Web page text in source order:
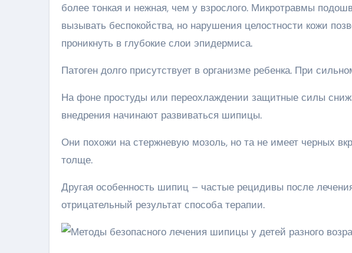
более тонкая и нежная, чем у взрослого. Микротравмы
вызывать беспокойства, но нарушения целостности кожи
проникнуть в глубокие слои эпидермиса.
Патоген долго присутствует в организме ребенка. При
На фоне простуды или переохлаждении защитные силы
внедрения начинают развиваться шипицы.
Они похожи на стержневую мозоль, но та не имеет черных
толще.
Другая особенность шипиц – частые рецидивы после
отрицательный результат способа терапии.